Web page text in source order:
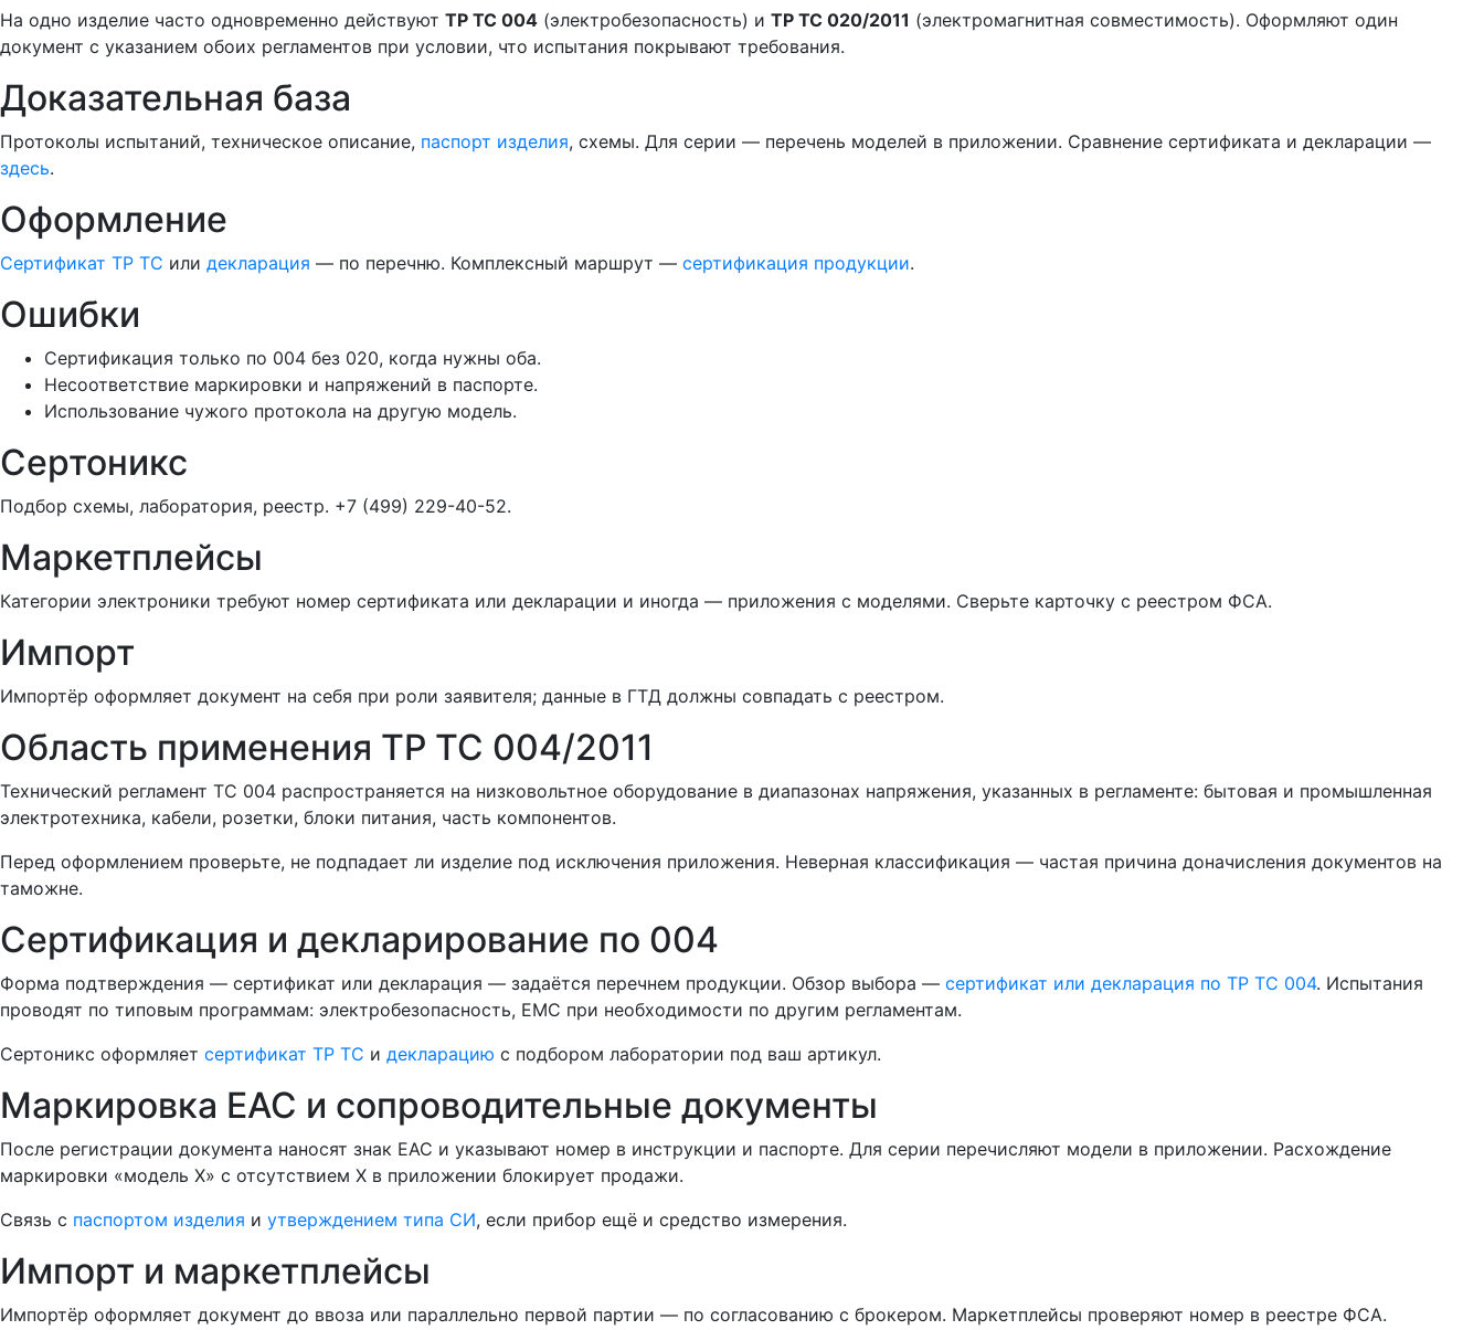
На одно изделие часто одновременно действуют ТР ТС 004 (электробезопасность) и ТР ТС 020/2011 (электромагнитная совместимость). Оформляют один
документ с указанием обоих регламентов при условии, что испытания покрывают требования.
Доказательная база
Протоколы испытаний, техническое описание, паспорт изделия, схемы. Для серии — перечень моделей в приложении. Сравнение сертификата и декларации —
здесь.
Оформление
Сертификат ТР ТС или декларация — по перечню. Комплексный маршрут — сертификация продукции.
Ошибки
Сертификация только по 004 без 020, когда нужны оба.
Несоответствие маркировки и напряжений в паспорте.
Использование чужого протокола на другую модель.
Сертоникс
Подбор схемы, лаборатория, реестр. +7 (499) 229-40-52.
Маркетплейсы
Категории электроники требуют номер сертификата или декларации и иногда — приложения с моделями. Сверьте карточку с реестром ФСА.
Импорт
Импортёр оформляет документ на себя при роли заявителя; данные в ГТД должны совпадать с реестром.
Область применения ТР ТС 004/2011
Технический регламент ТС 004 распространяется на низковольтное оборудование в диапазонах напряжения, указанных в регламенте: бытовая и промышленная
электротехника, кабели, розетки, блоки питания, часть компонентов.
Перед оформлением проверьте, не подпадает ли изделие под исключения приложения. Неверная классификация — частая причина доначисления документов на
таможне.
Сертификация и декларирование по 004
Форма подтверждения — сертификат или декларация — задаётся перечнем продукции. Обзор выбора — сертификат или декларация по ТР ТС 004. Испытания
проводят по типовым программам: электробезопасность, EMC при необходимости по другим регламентам.
Сертоникс оформляет сертификат ТР ТС и декларацию с подбором лаборатории под ваш артикул.
Маркировка EAC и сопроводительные документы
После регистрации документа наносят знак EAC и указывают номер в инструкции и паспорте. Для серии перечисляют модели в приложении. Расхождение
маркировки «модель X» с отсутствием X в приложении блокирует продажи.
Связь с паспортом изделия и утверждением типа СИ, если прибор ещё и средство измерения.
Импорт и маркетплейсы
Импортёр оформляет документ до ввоза или параллельно первой партии — по согласованию с брокером. Маркетплейсы проверяют номер в реестре ФСА.